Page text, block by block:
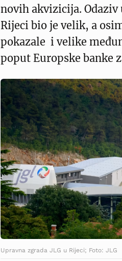
novih akvizicija.
Rijeci bio je velik, a
pokazale i velike
poput Europske banke
Upravna zgrada JLG u Rijeci; Foto: JLG